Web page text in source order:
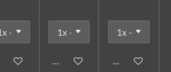
den WarenkorbIn den WarenkorbIn den